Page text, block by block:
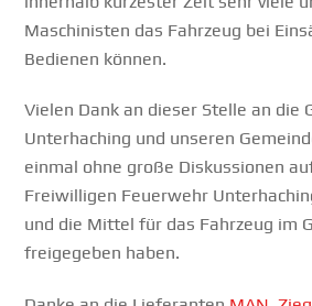
Maschinisten das Fahrzeug bei
Bedienen können.
Vielen Dank an dieser Stelle an die
Unterhaching und unseren
einmal ohne große Diskussionen
Freiwilligen Feuerwehr
und die Mittel für das Fahrzeug im
freigegeben haben.